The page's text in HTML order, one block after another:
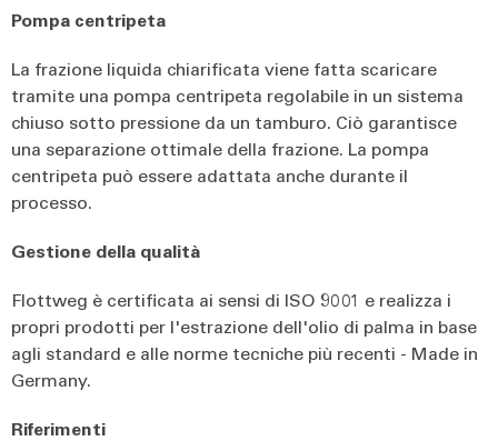
Pompa centripeta
La frazione liquida chiarificata viene fatta scaricare
tramite una pompa centripeta regolabile in un sistema
chiuso sotto pressione da un tamburo. Ciò garantisce
una separazione ottimale della frazione. La pompa
centripeta può essere adattata anche durante il
processo.
Gestione della qualità
Flottweg è certificata ai sensi di ISO 9001 e realizza i
propri prodotti per l'estrazione dell'olio di palma in base
agli standard e alle norme tecniche più recenti - Made in
Germany.
Riferimenti